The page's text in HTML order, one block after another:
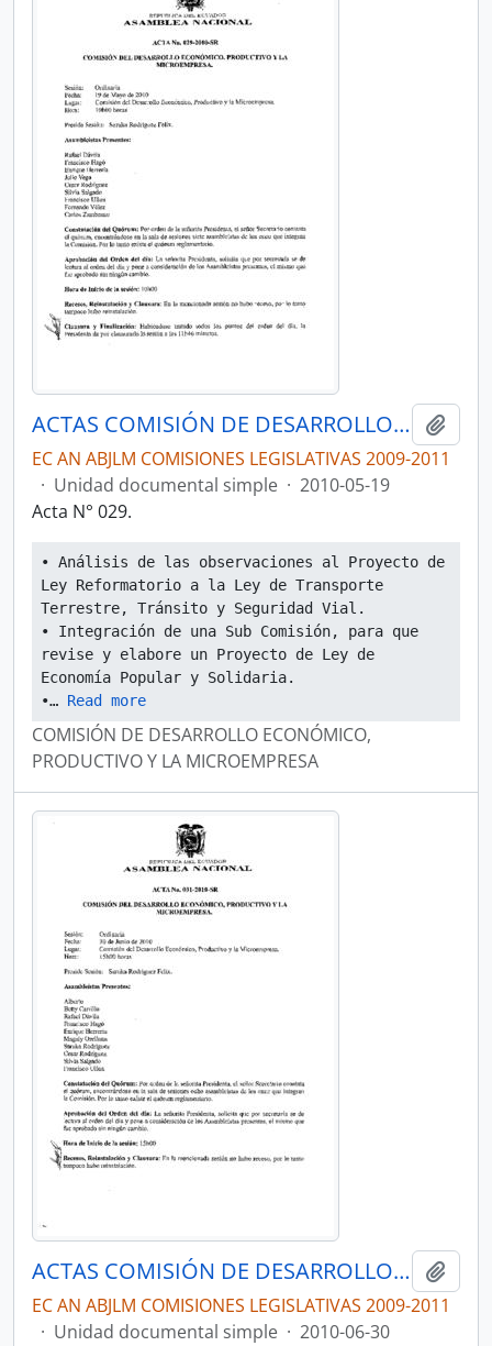
ACTAS COMISIÓN DE DESARROLLO ECONÓMICO, PRODUCTIVO Y LA MICROEMPRESA
EC AN ABJLM COMISIONES LEGISLATIVAS 2009-2011
· Unidad documental simple · 2010-05-19
Acta N° 029.
• Análisis de las observaciones al Proyecto de
Ley Reformatorio a la Ley de Transporte
Terrestre, Tránsito y Seguridad Vial.
• Integración de una Sub Comisión, para que
revise y elabore un Proyecto de Ley de
Economía Popular y Solidaria.
•… Read more
COMISIÓN DE DESARROLLO ECONÓMICO,
PRODUCTIVO Y LA MICROEMPRESA
ACTAS COMISIÓN DE DESARROLLO ECONÓMICO, PRODUCTIVO Y LA MICROEMPRESA
EC AN ABJLM COMISIONES LEGISLATIVAS 2009-2011
· Unidad documental simple · 2010-06-30